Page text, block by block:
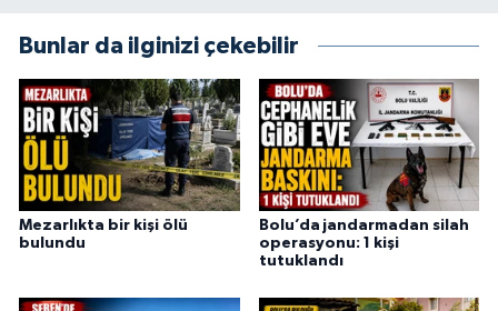
Bunlar da ilginizi çekebilir
Mezarlıkta bir kişi ölü
bulundu
Bolu’da jandarmadan silah
operasyonu: 1 kişi
tutuklandı